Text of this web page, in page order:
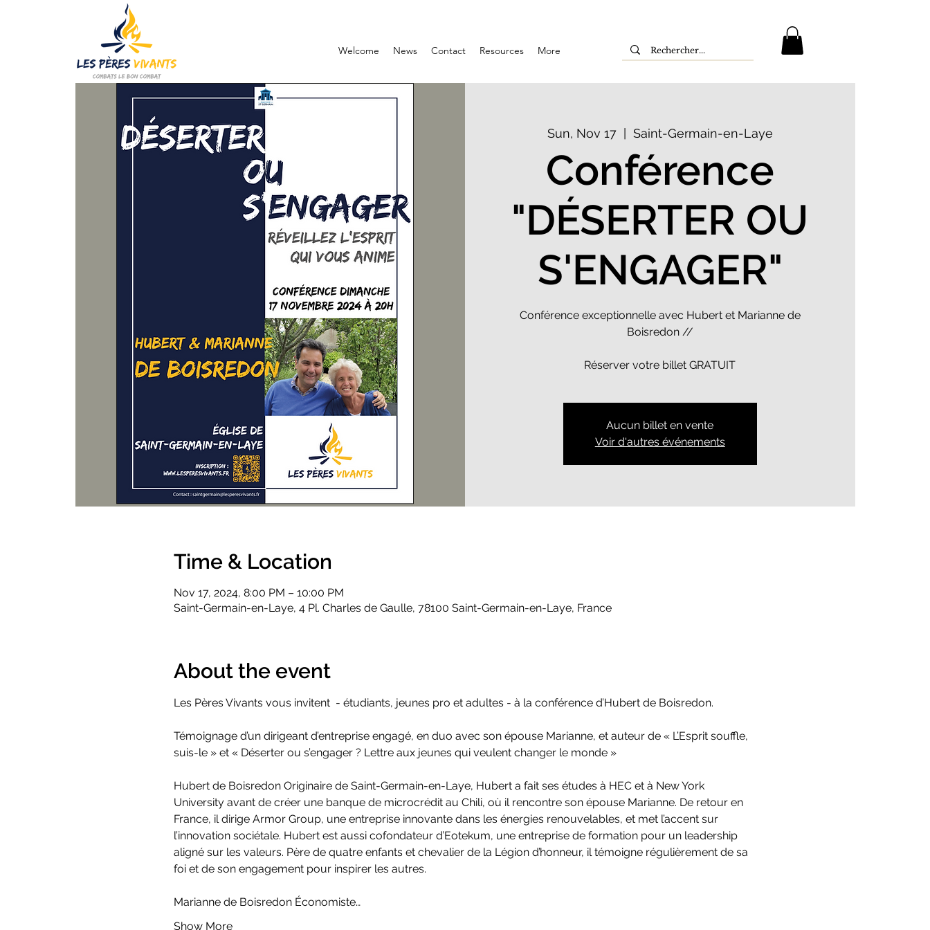
Welcome News Contact Resources More
Sun, Nov 17
  |
Saint-Germain-en-Laye
Conférence
"DÉSERTER OU
S'ENGAGER"
Conférence exceptionnelle avec Hubert et Marianne de
Boisredon //
Réserver votre billet GRATUIT
Aucun billet en vente
Voir d'autres événements
Time & Location
Nov 17, 2024, 8:00 PM – 10:00 PM
Saint-Germain-en-Laye, 4 Pl. Charles de Gaulle, 78100 Saint-Germain-en-Laye, France
About the event
Les Pères Vivants vous invitent  - étudiants, jeunes pro et adultes - à la conférence d’Hubert de Boisredon.
Témoignage d’un dirigeant d’entreprise engagé, en duo avec son épouse Marianne, et auteur de « L’Esprit souffle,
suis-le » et « Déserter ou s’engager ? Lettre aux jeunes qui veulent changer le monde »
Hubert de Boisredon Originaire de Saint-Germain-en-Laye, Hubert a fait ses études à HEC et à New York
University avant de créer une banque de microcrédit au Chili, où il rencontre son épouse Marianne. De retour en
France, il dirige Armor Group, une entreprise innovante dans les énergies renouvelables, et met l’accent sur
l’innovation sociétale. Hubert est aussi cofondateur d’Eotekum, une entreprise de formation pour un leadership
aligné sur les valeurs. Père de quatre enfants et chevalier de la Légion d’honneur, il témoigne régulièrement de sa
foi et de son engagement pour inspirer les autres.
Marianne de Boisredon Économiste…
Show More